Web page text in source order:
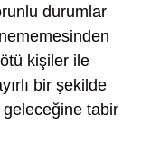
durumlar
kişiler ile
bir şekilde
tabir